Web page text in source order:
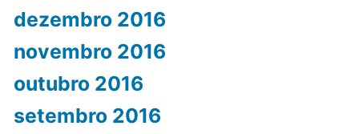
dezembro 2016
novembro 2016
outubro 2016
setembro 2016